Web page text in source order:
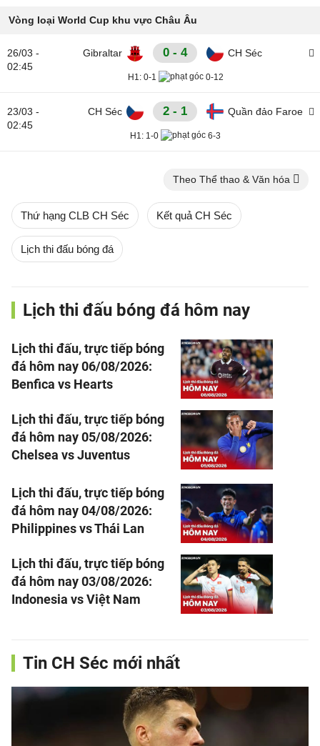
Vòng loại World Cup khu vực Châu Âu
26/03 -
02:45
Gibraltar 0 - 4 CH Séc
H1:0-1 0-12
23/03 -
02:45
CH Séc 2 - 1 Quần đảo Faroe
H1: 1-0 6-3
Theo Thể thao & Văn hóa
Thứ hạng CLB CH Séc Kết quả CH Séc
Lịch thi đấu bóng đá
Lịch thi đấu bóng đá hôm nay
Lịch thi đấu, trực tiếp bóng
đá hôm nay 06/08/2026:
Benfica vs Hearts
Lịch thi đấu, trực tiếp bóng
đá hôm nay 05/08/2026:
Chelsea vs Juventus
Lịch thi đấu, trực tiếp bóng
đá hôm nay 04/08/2026:
Philippines vs Thái Lan
Lịch thi đấu, trực tiếp bóng
đá hôm nay 03/08/2026:
Indonesia vs Việt Nam
Tin CH Séc mới nhất